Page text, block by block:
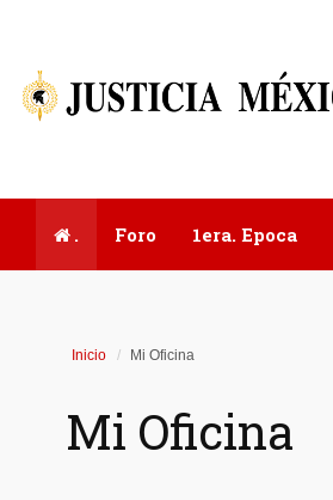
. Foro 1era. Epoca
Inicio Mi Oficina
Mi Oficina